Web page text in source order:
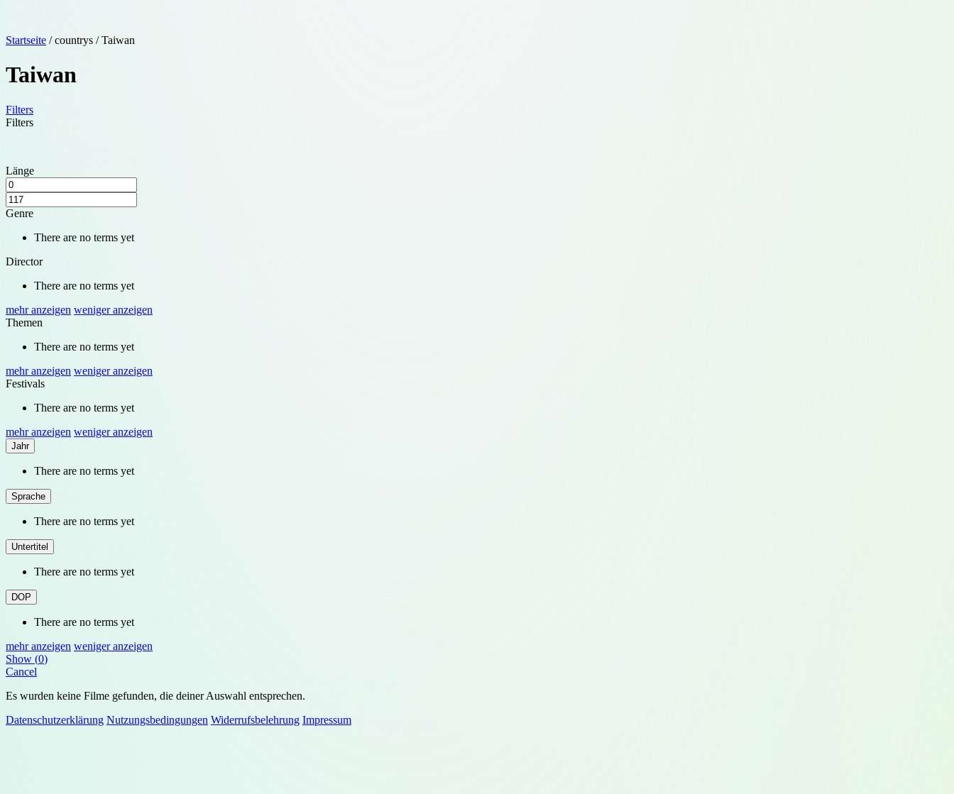
Startseite / countrys / Taiwan
Taiwan
Filters
Filters
Länge
Genre
There are no terms yet
Director
There are no terms yet
mehr anzeigen weniger anzeigen
Themen
There are no terms yet
mehr anzeigen weniger anzeigen
Festivals
There are no terms yet
mehr anzeigen weniger anzeigen
Jahr
There are no terms yet
Sprache
There are no terms yet
Untertitel
There are no terms yet
DOP
There are no terms yet
mehr anzeigen weniger anzeigen
Show (0)
Cancel
Es wurden keine Filme gefunden, die deiner Auswahl entsprechen.
Datenschutzerklärung Nutzungsbedingungen Widerrufsbelehrung Impressum